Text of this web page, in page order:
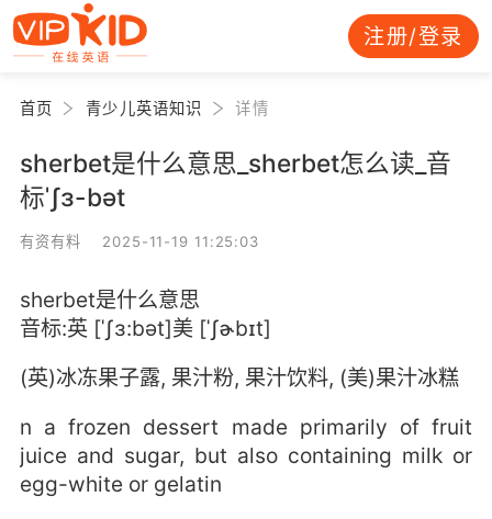
注册/登录
首页 青少儿英语知识 详情
sherbet是什么意思_sherbet怎么读_音
标ˈʃɜ-bət
有资有料 2025-11-19 11:25:03
sherbet是什么意思
音标:英 [ˈʃɜ:bət]美 [ˈʃɚbɪt]
(英)冰冻果子露, 果汁粉, 果汁饮料, (美)果汁冰糕
n a frozen dessert made primarily of fruit
juice and sugar, but also containing milk or
egg-white or gelatin